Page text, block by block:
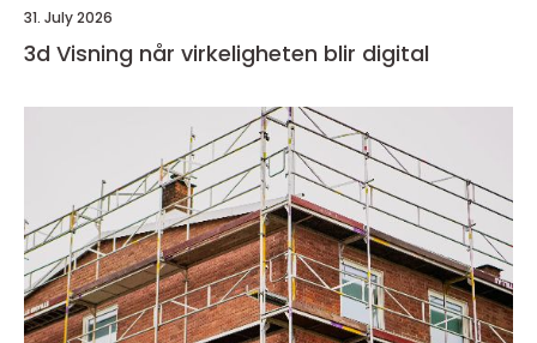
31. July 2026
3d Visning når virkeligheten blir digital